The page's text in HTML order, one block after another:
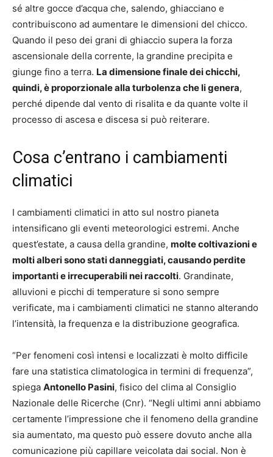
sé altre gocce d’acqua che, salendo, ghiacciano e
contribuiscono ad aumentare le dimensioni del chicco.
Quando il peso dei grani di ghiaccio supera la forza
ascensionale della corrente, la grandine precipita e
giunge fino a terra. La dimensione finale dei chicchi,
quindi, è proporzionale alla turbolenza che li genera,
perché dipende dal vento di risalita e da quante volte il
processo di ascesa e discesa si può reiterare.
Cosa c’entrano i cambiamenti
climatici
I cambiamenti climatici in atto sul nostro pianeta
intensificano gli eventi meteorologici estremi. Anche
quest’estate, a causa della grandine, molte coltivazioni e
molti alberi sono stati danneggiati, causando perdite
importanti e irrecuperabili nei raccolti. Grandinate,
alluvioni e picchi di temperature si sono sempre
verificate, ma i cambiamenti climatici ne stanno alterando
l’intensità, la frequenza e la distribuzione geografica.
“Per fenomeni così intensi e localizzati è molto difficile
fare una statistica climatologica in termini di frequenza”,
spiega Antonello Pasini, fisico del clima al Consiglio
Nazionale delle Ricerche (Cnr). “Negli ultimi anni abbiamo
certamente l’impressione che il fenomeno della grandine
sia aumentato, ma questo può essere dovuto anche alla
comunicazione più capillare veicolata dai social. Non è